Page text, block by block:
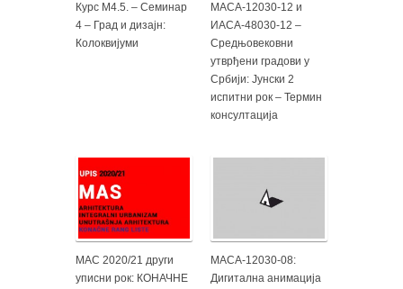
Курс М4.5. – Семинар
4 – Град и дизајн:
Колоквијуми
МАСА-12030-12 и
ИАСА-48030-12 –
Средњовековни
утврђени градови у
Србији: Јунски 2
испитни рок – Термин
консултација
МАС 2020/21 други
уписни рок: КОНАЧНЕ
МАСА-12030-08:
Дигитална анимација